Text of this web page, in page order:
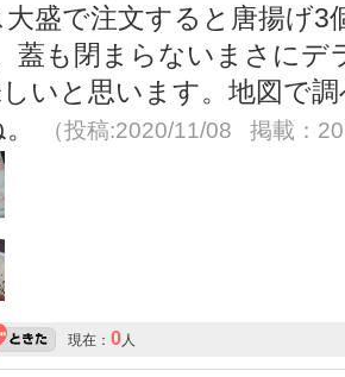
盛で注文すると唐揚げ3
蓋も閉まらないまさにデ
いと思います。地図で
（投稿:2020/11/08 掲載：
現在： 0 人